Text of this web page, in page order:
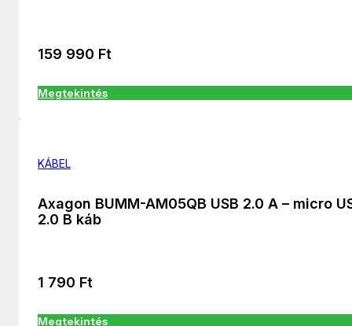
159 990 Ft
Megtekintés
KÁBEL
Axagon BUMM-AM05QB USB 2.0 A – micro
2.0 B káb
1 790 Ft
Megtekintés